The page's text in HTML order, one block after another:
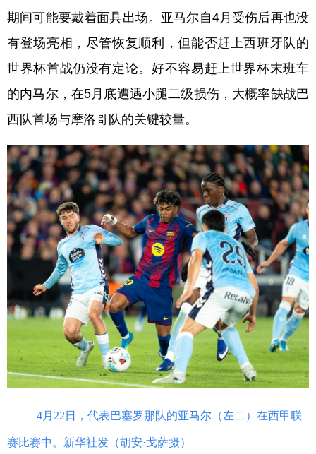
期间可能要戴着面具出场。亚马尔自4月受伤后再也没
有登场亮相，尽管恢复顺利，但能否赶上西班牙队的
世界杯首战仍没有定论。好不容易赶上世界杯末班车
的内马尔，在5月底遭遇小腿二级损伤，大概率缺战巴
西队首场与摩洛哥队的关键较量。
4月22日，代表巴塞罗那队的亚马尔（左二）在西甲联
赛比赛中。新华社发（胡安·戈萨摄）